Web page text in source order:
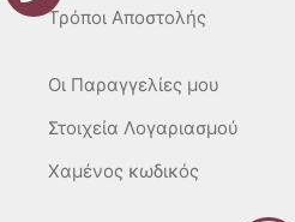
Τρόποι Αποστολής
Οι Παραγγελίες μου
Στοιχεία Λογαριασμού
Χαμένος κωδικός